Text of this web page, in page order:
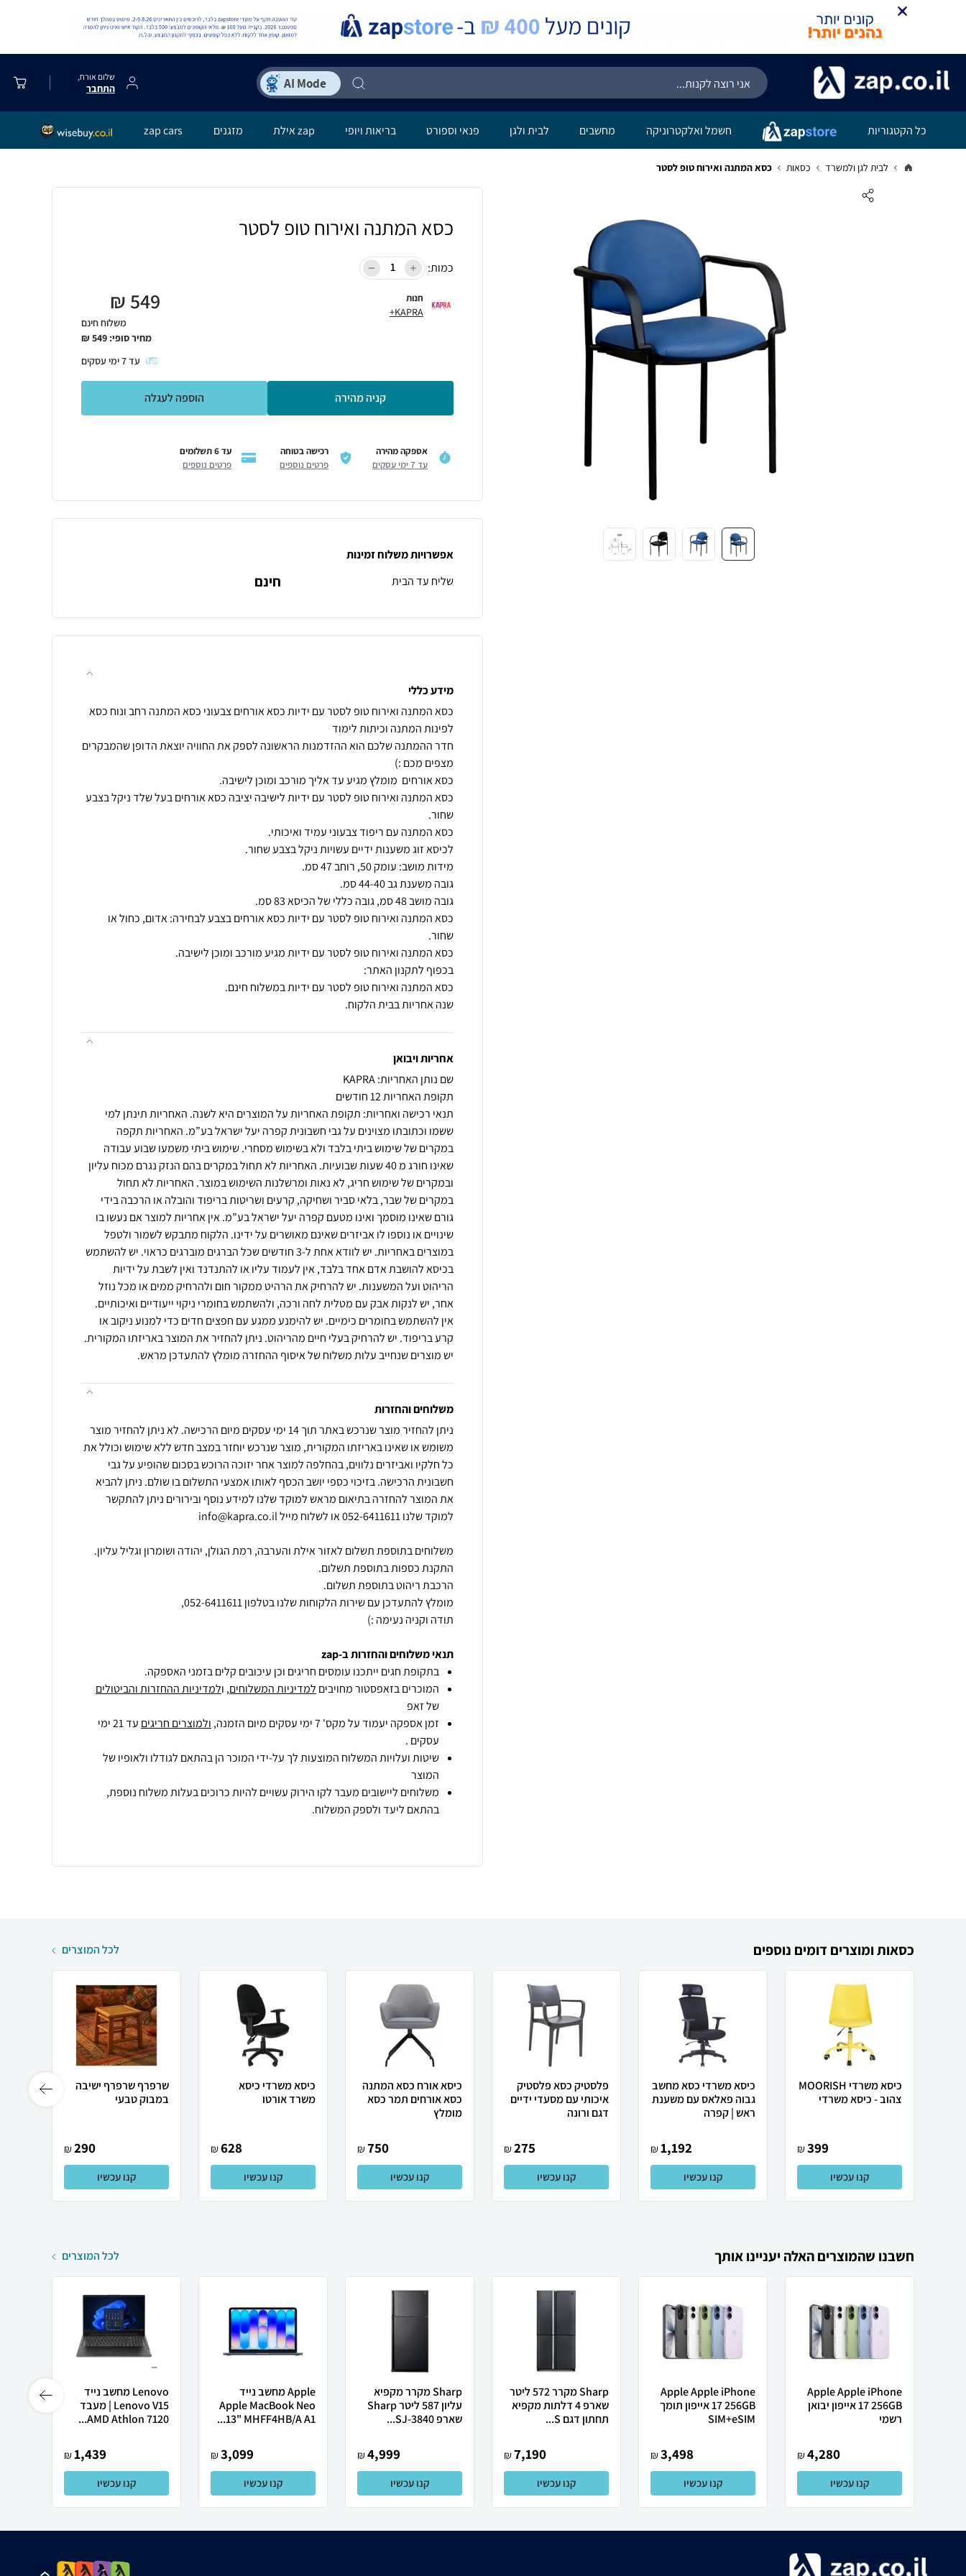
שלום אורח,
התחבר
כל הקטגוריות חשמל ואלקטרוניקה מחשבים לבית ולגן פנאי וספורט בריאות ויופי zap אילת מזגנים zap cars
לבית לגן ולמשרד כסאות כסא המתנה ואירוח טופ לסטר
כסא המתנה ואירוח טופ לסטר
כמות:
חנות
KAPRA+
549
₪
משלוח חינם
מחיר סופי: 549
₪
עד7ימי עסקים
קניה מהירה הוספה לעגלה
אספקה מהירה
עד 7 ימי עסקים
רכישה בטוחה
פרטים נוספים
עד 6 תשלומים
פרטים נוספים
אפשרויות משלוח זמינות
שליח עד הבית
חינם
מידע כללי
כסא המתנה ואירוח טופ לסטר עם ידיות כסא אורחים צבעוני כסא המתנה רחב ונוח כסא
חדר ההמתנה שלכם הוא ההזדמנות הראשונה לספק את החוויה יוצאת הדופן שהמבקרים
כסא המתנה ואירוח טופ לסטר עם ידיות לישיבה יציבה כסא אורחים בעל שלד ניקל בצבע
כסא המתנה ואירוח טופ לסטר עם ידיות כסא אורחים בצבע לבחירה: אדום, כחול או
שנה אחריות בבית הלקוח.
אחריות ויבואן
שם נותן האחריות: KAPRA
תקופת האחריות 12 חודשים
תנאי רכישה ואחריות: תקופת האחריות על המוצרים היא לשנה. האחריות תינתן למי
ששמו וכתובתו מצוינים על גבי חשבונית קפרה יעל ישראל בע”מ. האחריות תקפה
במקרים של שימוש ביתי בלבד ולא בשימוש מסחרי. שימוש ביתי משמעו שבוע עבודה
שאינו חורג מ 40 שעות שבועיות. האחריות לא תחול במקרים בהם הנזק נגרם מכוח עליון
ובמקרים של שימוש חריג, לא נאות ומרשלנות השימוש במוצר. האחריות לא תחול
במקרים של שבר, בלאי סביר ושחיקה, קרעים ושריטות בריפוד והובלה או הרכבה בידי
גורם שאינו מוסמך ואינו מטעם קפרה יעל ישראל בע”מ. אין אחריות למוצר אם נעשו בו
שינויים או נוספו לו אביזרים שאינם מאושרים על ידינו. הלקוח מתבקש לשמור ולטפל
במוצרים באחריות. יש לוודא אחת ל-3 חודשים שכל הברגים מוברגים כראוי. יש להשתמש
בכיסא להושבת אדם אחד בלבד, אין לעמוד עליו או להתנדנד ואין לשבת על ידיות
הריהוט ועל המשענות. יש להרחיק את הרהיט ממקור חום ולהרחיק ממים או מכל נוזל
אחר, יש לנקות אבק עם מטלית לחה ורכה, ולהשתמש בחומרי ניקוי ייעודיים ואיכותיים.
אין להשתמש בחומרים כימיים. יש להימנע ממגע עם חפצים חדים כדי למנוע ניקוב או
קרע בריפוד. יש להרחיק בעלי חיים מהריהוט. ניתן להחזיר את המוצר באריזתו המקורית.
יש מוצרים שנחייב עלות משלוח של איסוף ההחזרה מומלץ להתעדכן מראש.
משלוחים והחזרות
ניתן להחזיר מוצר שנרכש באתר תוך 14 ימי עסקים מיום הרכישה. לא ניתן להחזיר מוצר
משומש או שאינו באריזתו המקורית, מוצר שנרכש יוחזר במצב חדש ללא שימוש וכולל את
כל חלקיו ואביזרים נלווים, בהחלפה למוצר אחר יזוכה הרוכש בסכום שהופיע על גבי
חשבונית הרכישה. בזיכוי כספי יושב הכסף לאותו אמצעי התשלום בו שולם. ניתן להביא
את המוצר להחזרה בתיאום מראש למוקד שלנו למידע נוסף ובירורים ניתן להתקשר
תודה וקניה נעימה :)
תנאי משלוחים והחזרות ב-zap
בתקופת חגים ייתכנו עומסים חריגים וכן עיכובים קלים בזמני האספקה.
המוכרים בזאפסטור מחויבים למדיניות המשלוחים, ולמדיניות ההחזרות והביטולים
של זאפ
זמן אספקה יעמוד על מקס' 7 ימי עסקים מיום הזמנה,
ולמוצרים חריגים
עד 21 ימי
עסקים .
שיטות ועלויות המשלוח המוצעות לך על-ידי המוכר הן בהתאם לגודלו ולאופיו של
המוצר
משלוחים ליישובים מעבר לקו הירוק עשויים להיות כרוכים בעלות משלוח נוספת,
בהתאם ליעד ולספק המשלוח.
כסאות ומוצרים דומים נוספים לכל המוצרים
כיסא משרדי MOORISH
צהוב - כיסא משרדי
399
₪
קנו עכשיו
כיסא משרדי כסא מחשב
גבוה פאלאס עם משענת
ראש | קפרה
1,192
₪
קנו עכשיו
פלסטיק כסא פלסטיק
איכותי עם מסעדי ידיים
דגם ורונה
275
₪
קנו עכשיו
כיסא אורח כסא המתנה
כסא אורחים תמר כסא
מומלץ
750
₪
קנו עכשיו
כיסא משרדי כיסא
משרד אורטו
628
₪
קנו עכשיו
שרפרף שרפרף ישיבה
במבוק טבעי
290
₪
קנו עכשיו
חשבנו שהמוצרים האלה יעניינו אותך לכל המוצרים
Apple Apple iPhone
17 256GB אייפון יבואן
רשמי
4,280
₪
קנו עכשיו
Apple Apple iPhone
17 256GB אייפון תומך
SIM+eSIM
3,498
₪
קנו עכשיו
Sharp מקרר 572 ליטר
שארפ 4 דלתות מקפיא
תחתון דגם S...
7,190
₪
קנו עכשיו
Sharp מקרר מקפיא
עליון 587 ליטר Sharp
שארפ SJ-3840...
4,999
₪
קנו עכשיו
Apple מחשב נייד
Apple MacBook Neo
13" MHFF4HB/A A1...
3,099
₪
קנו עכשיו
Lenovo מחשב נייד
Lenovo V15 | מעבד
AMD Athlon 7120...
1,439
₪
קנו עכשיו